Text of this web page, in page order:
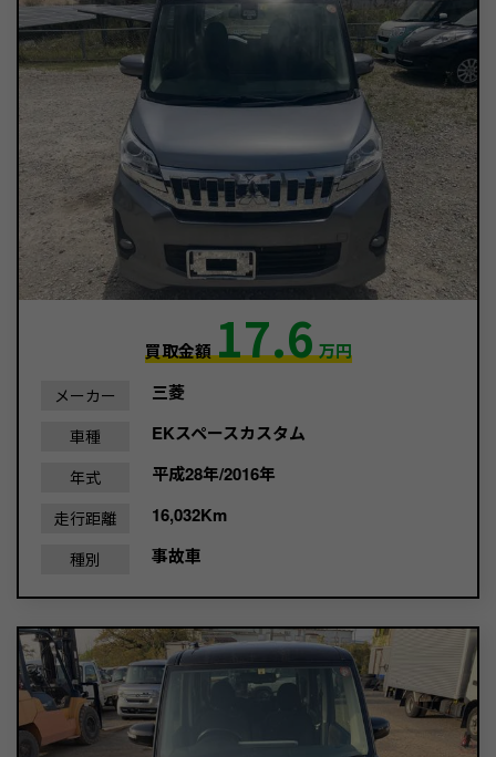
買取金額17.6万円
メーカー 三菱
車種 EKスペースカスタム
年式 平成28年/2016年
走行距離 16,032Km
種別 事故車